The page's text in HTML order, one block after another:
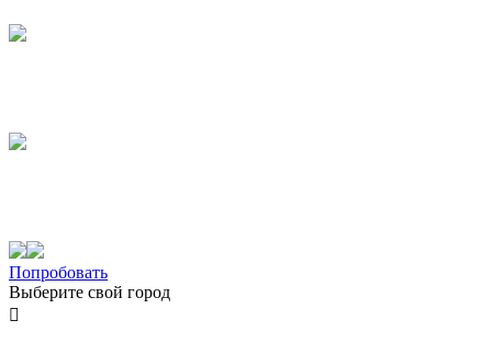
Попробовать
Выберите свой город
